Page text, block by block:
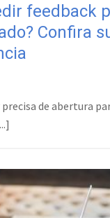
feedback
Confira
de abertura